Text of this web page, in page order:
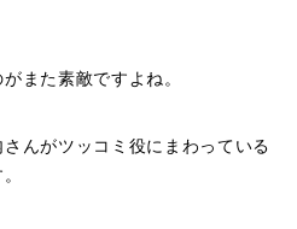
また素敵ですよね。
んがツッコミ役にまわっている